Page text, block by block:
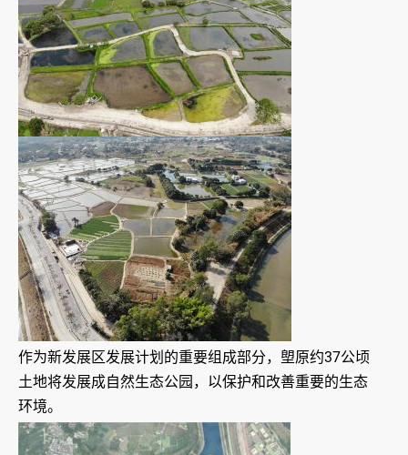
作为新发展区发展计划的重要组成部分，塱原约37公顷
土地将发展成自然生态公园，以保护和改善重要的生态
环境。